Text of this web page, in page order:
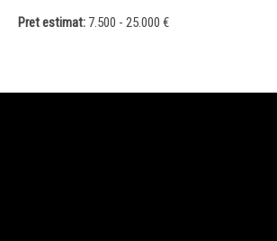
Pret estimat: 7.500 - 25.000 €